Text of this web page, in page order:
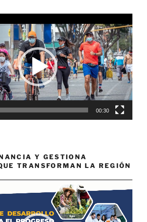
00:30
Y GESTIONA
TRANSFORMAN LA REGIÓN